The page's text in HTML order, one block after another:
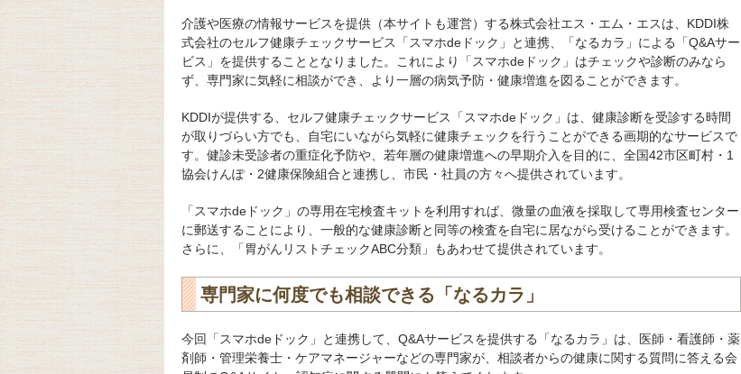
介護や医療の情報サービスを提供（本サイトも運営）する株式会社エス・エム・エスは、KDDI株
式会社のセルフ健康チェックサービス「スマホdeドック」と連携、「なるカラ」による「Q&Aサー
ビス」を提供することとなりました。これにより「スマホdeドック」はチェックや診断のみなら
ず、専門家に気軽に相談ができ、より一層の病気予防・健康増進を図ることができます。
KDDIが提供する、セルフ健康チェックサービス「スマホdeドック」は、健康診断を受診する時間
が取りづらい方でも、自宅にいながら気軽に健康チェックを行うことができる画期的なサービスで
す。健診未受診者の重症化予防や、若年層の健康増進への早期介入を目的に、全国42市区町村・1
協会けんぽ・2健康保険組合と連携し、市民・社員の方々へ提供されています。
「スマホdeドック」の専用在宅検査キットを利用すれば、微量の血液を採取して専用検査センター
に郵送することにより、一般的な健康診断と同等の検査を自宅に居ながら受けることができます。
さらに、「胃がんリストチェックABC分類」もあわせて提供されています。
専門家に何度でも相談できる「なるカラ」
今回「スマホdeドック」と連携して、Q&Aサービスを提供する「なるカラ」は、医師・看護師・薬
剤師・管理栄養士・ケアマネージャーなどの専門家が、相談者からの健康に関する質問に答える会